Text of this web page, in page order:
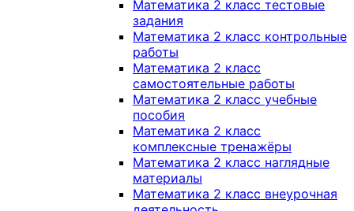
Математика 2 класс тестовые
задания
Математика 2 класс контрольные
работы
Математика 2 класс
самостоятельные работы
Математика 2 класс учебные
пособия
Математика 2 класс
комплексные тренажёры
Математика 2 класс наглядные
материалы
Математика 2 класс внеурочная